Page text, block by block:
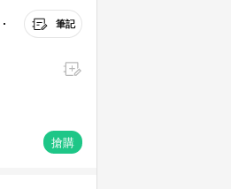
筆記
搶購